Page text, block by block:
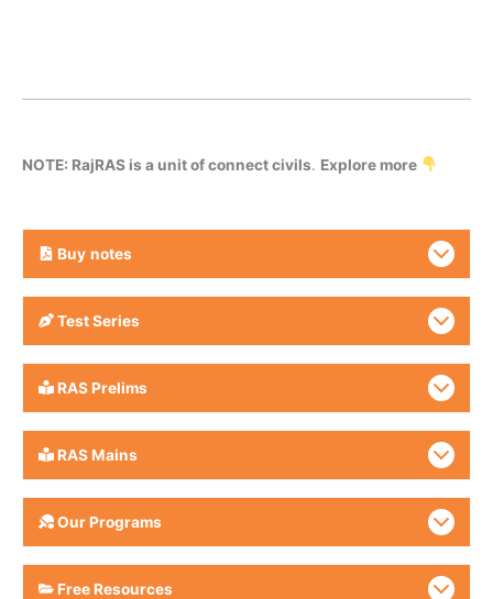
NOTE: RajRAS is a unit of connect civils. Explore more
Buy notes
Test Series
RAS Prelims
RAS Mains
Our Programs
Free Resources